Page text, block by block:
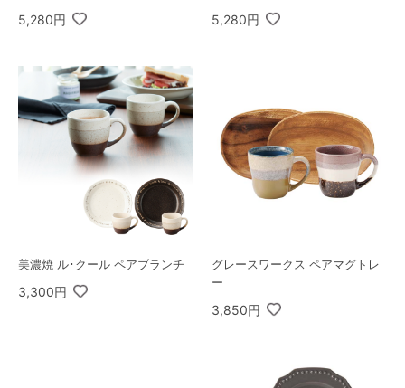
5,280円 5,280円
美濃焼 ル･クール ペアブランチ
3,300円
グレースワークス ペアマグトレ
ー
3,850円